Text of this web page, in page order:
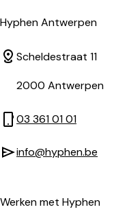
Hyphen Antwerpen
Scheldestraat 11
2000 Antwerpen
03 361 01 01
info@hyphen.be
Werken met Hyphen